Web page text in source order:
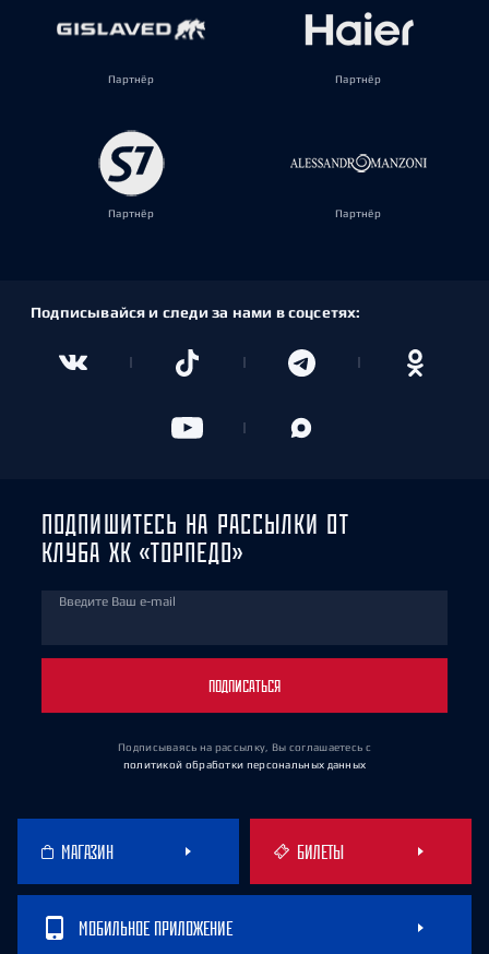
Партнёр Партнёр
Партнёр Партнёр
Подписывайся и следи за нами в соцсетях:
ПОДПИШИТЕСЬ НА РАССЫЛКИ ОТ
КЛУБА ХК «ТОРПЕДО»
Введите Ваш e-mail
ПОДПИСАТЬСЯ
Подписываясь на рассылку, Вы соглашаетесь с
политикой обработки персональных данных
МАГАЗИН БИЛЕТЫ
МОБИЛЬНОЕ ПРИЛОЖЕНИЕ